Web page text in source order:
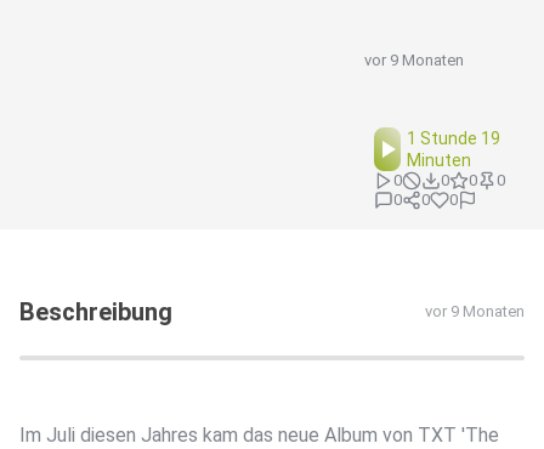
vor 9 Monaten
1 Stunde 19
Minuten
0 0 0
0
0
0 0
Beschreibung vor 9 Monaten
Im Juli diesen Jahres kam das neue Album von TXT 'The